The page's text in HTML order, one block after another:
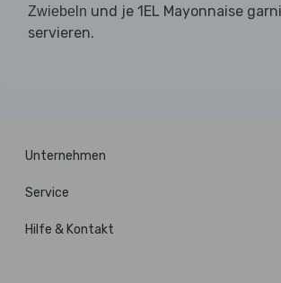
Zwiebeln und je 1EL Mayonnaise
servieren.
Unternehmen
Service
Hilfe & Kontakt